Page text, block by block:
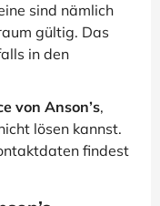
sind nämlich
gültig. Das
in den
von Anson’s,
lösen kannst.
findest